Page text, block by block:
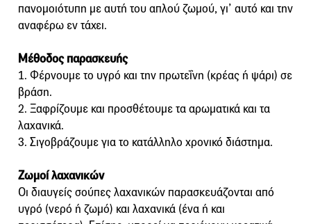
πανομοιότυπη με αυτή του απλού ζωμού, γι’ αυτό και την
αναφέρω εν τάχει.
Μέθοδος παρασκευής
1. Φέρνουμε το υγρό και την πρωτεΐνη (κρέας ή ψάρι) σε
βράση.
2. Ξαφρίζουμε και προσθέτουμε τα αρωματικά και τα
λαχανικά.
3. Σιγοβράζουμε για το κατάλληλο χρονικό διάστημα.
Ζωμοί λαχανικών
Οι διαυγείς σούπες λαχανικών παρασκευάζονται από
υγρό (νερό ή ζωμό) και λαχανικά (ένα ή και